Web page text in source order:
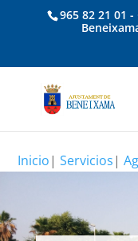
965 82 21 01
Inicio|Servicios|